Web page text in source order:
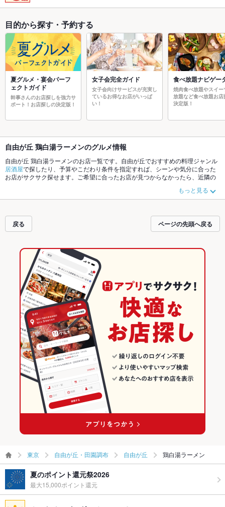
目的から探す・予約する
夏グルメ・宴会パーフ
ェクトガイド
幹事さんのお店探しを強力サ
ポート！お店探しの決定版！
女子会完全ガイド
女子会向けサービスが充実し
ているお得なお店がいっぱ
い！
食べ放題ナビゲー
焼肉食べ放題やスイー
放題など食べ放題お店
決定版！
自由が丘 鶏白湯ラーメンのグルメ情報
自由が丘 鶏白湯ラーメンのお店一覧です。自由が丘でおすすめの料理ジャンル
居酒屋で探したり、予算やこだわり条件を指定すれば、シーンや気分に合った
お店がサクサク探せます。ご希望に合ったお店が見つからなかったら、近隣の
リゾット、お茶漬け や
季節のおすすめ料理など、お店の最新情報をご紹介しているので安心！24時間
にも、会社の宴会にも、デートやパーティーにもお得に便利にホットペッパー
グルメをご利用ください。
もっと見る
戻る ページの先頭へ戻る
東京 自由が丘・田園調布 自由が丘 鶏白湯ラーメン
夏のポイント還元祭2026
最大15,000ポイント還元